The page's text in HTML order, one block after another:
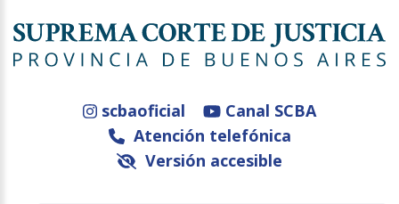
scbaoficial
Canal SCBA
Atención telefónica
Versión accesible